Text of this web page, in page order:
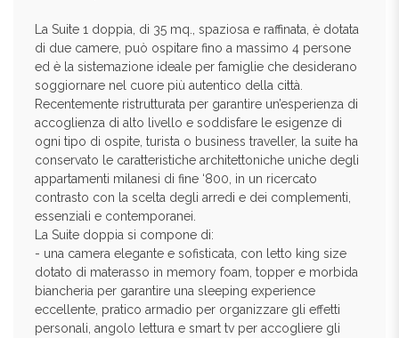
La Suite 1 doppia, di 35 mq., spaziosa e raffinata, è dotata
di due camere, può ospitare fino a massimo 4 persone
ed è la sistemazione ideale per famiglie che desiderano
soggiornare nel cuore più autentico della città.
Recentemente ristrutturata per garantire un’esperienza di
accoglienza di alto livello e soddisfare le esigenze di
ogni tipo di ospite, turista o business traveller, la suite ha
conservato le caratteristiche architettoniche uniche degli
appartamenti milanesi di fine ‘800, in un ricercato
contrasto con la scelta degli arredi e dei complementi,
essenziali e contemporanei.
La Suite doppia si compone di:
- una camera elegante e sofisticata, con letto king size
dotato di materasso in memory foam, topper e morbida
biancheria per garantire una sleeping experience
eccellente, pratico armadio per organizzare gli effetti
personali, angolo lettura e smart tv per accogliere gli